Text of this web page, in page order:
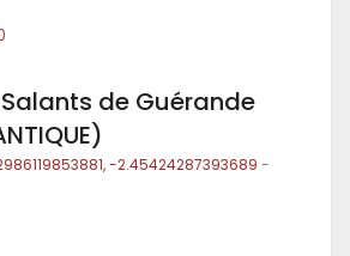
de Guérande
-2.45424287393689 -